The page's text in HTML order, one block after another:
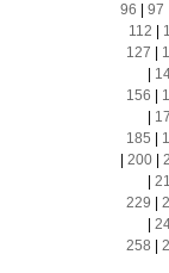
96
97
112
127
156
185
200|
229
258